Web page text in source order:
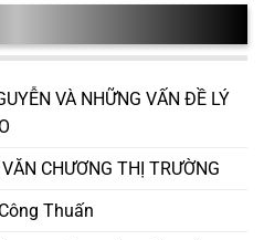
VÀ NHỮNG VẤN ĐỀ LÝ
CHƯƠNG THỊ TRƯỜNG
Thuấn